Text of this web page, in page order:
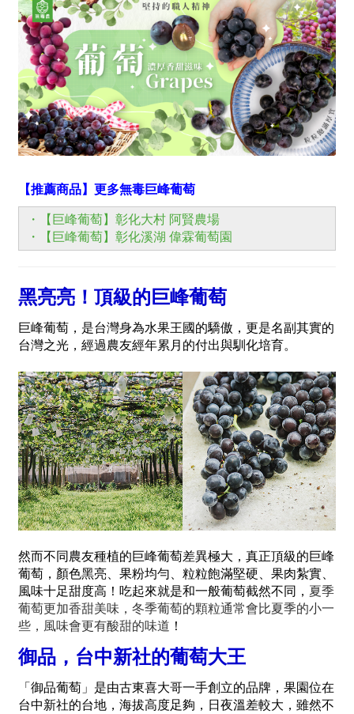
【推薦商品】更多無毒巨峰葡萄
・【巨峰葡萄】彰化大村 阿賢農場
・【巨峰葡萄】彰化溪湖 偉霖葡萄園
黑亮亮！頂級的巨峰葡萄
巨峰葡萄，是台灣身為水果王國的驕傲，更是名副其實的
台灣之光，經過農友經年累月的付出與馴化培育。
然而不同農友種植的巨峰葡萄差異極大，真正頂級的巨峰
葡萄，顏色黑亮、果粉均勻、粒粒飽滿堅硬、果肉紮實、
風味十足甜度高！吃起來就是和一般葡萄截然不同， 夏季
葡萄更加香甜美味， 冬季葡萄的顆粒通常會比夏季的小一
些，風味會更有酸甜的味道 ！
御品，台中新社的葡萄大王
「御品葡萄」是由古東喜大哥一手創立的品牌，果園位在
台中新社的台地，海拔高度足夠，日夜溫差較大，雖然不